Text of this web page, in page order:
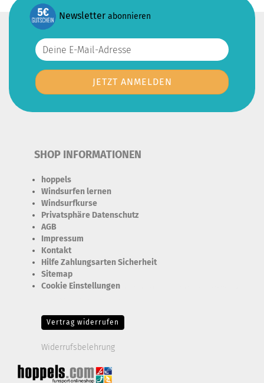
Newsletter abonnieren
SHOP INFORMATIONEN
hoppels
Windsurfen lernen
Windsurfkurse
Privatsphäre Datenschutz
AGB
Impressum
Kontakt
Hilfe Zahlungsarten Sicherheit
Sitemap
Cookie Einstellungen
Vertrag widerrufen
Widerrufsbelehrung